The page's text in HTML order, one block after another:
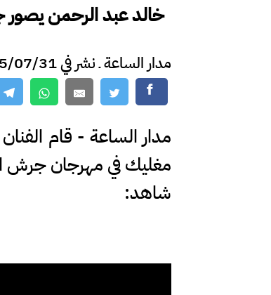
خالد عبد الرحمن يصور
مدار الساعة ـ نشر في 2025/07/31 الساعة 23:27
مدار الساعة - قام
مغليك في مهرجان جرش
شاهد: